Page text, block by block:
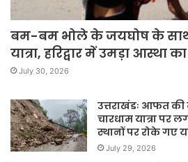
बम-बम भोले के जयघोष के
यात्रा, हरिद्वार में उमड़ा आस्था
July 30, 2026
उत्तराखंडः आफत
चारधाम यात्रा पर
स्थानों पर रोके गए
July 29, 2026